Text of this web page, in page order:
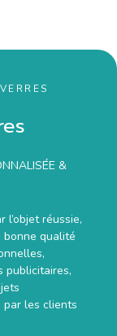
&
l’objet réussie,
bonne qualité
publicitaires,
par les clients